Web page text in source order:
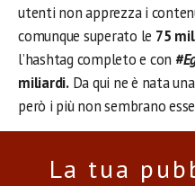
utenti non apprezza i
comunque superato le 75
l’hashtag completo e con
miliardi.Da qui ne è nata
però i più non sembrano
La tua